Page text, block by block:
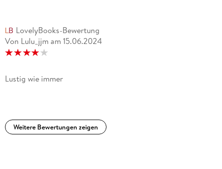
LovelyBooks-Bewertung
Von Lulu_jjm am 15.06.2024
Lustig wie immer
Weitere Bewertungen zeigen